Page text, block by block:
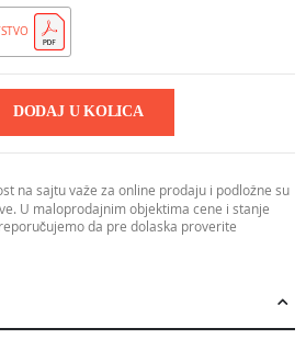
DODAJ U KOLICA
na sajtu važe za online prodaju i podložne su
U maloprodajnim objektima cene i stanje
da pre dolaska proverite